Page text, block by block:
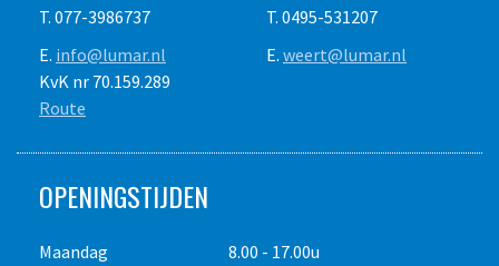
T. 077-3986737
E. info@lumar.nl
T. 0495-531207
E. weert@lumar.nl
KvK nr 70.159.289
Route
OPENINGSTIJDEN
Maandag
8.00 - 17.00u